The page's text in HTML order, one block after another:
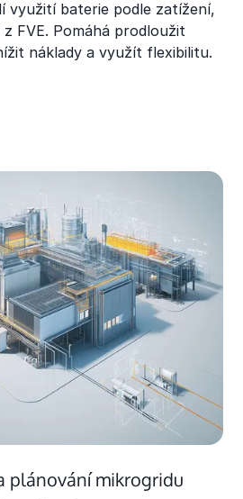
využití baterie podle zatížení,
FVE. Pomáhá prodloužit
náklady a využít flexibilitu.
plánování mikrogridu